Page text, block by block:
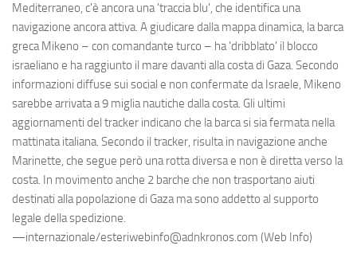
Mediterraneo, c'è ancora una 'traccia blu', che identifica una
navigazione ancora attiva. A giudicare dalla mappa dinamica, la barca
greca Mikeno – con comandante turco – ha 'dribblato' il blocco
israeliano e ha raggiunto il mare davanti alla costa di Gaza. Secondo
informazioni diffuse sui social e non confermate da Israele, Mikeno
sarebbe arrivata a 9 miglia nautiche dalla costa. Gli ultimi
aggiornamenti del tracker indicano che la barca si sia fermata nella
mattinata italiana. Secondo il tracker, risulta in navigazione anche
Marinette, che segue però una rotta diversa e non è diretta verso la
costa. In movimento anche 2 barche che non trasportano aiuti
destinati alla popolazione di Gaza ma sono addetto al supporto
legale della spedizione.
—internazionale/esteriwebinfo@adnkronos.com (Web Info)